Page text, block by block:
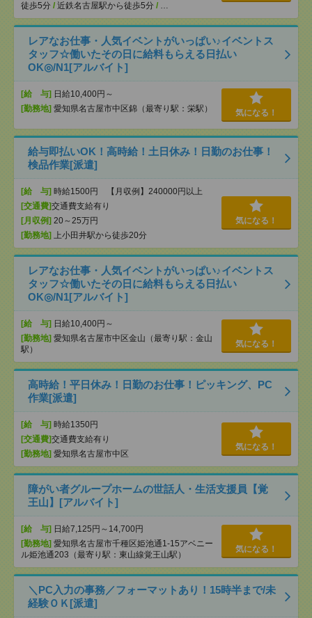
徒歩5分 / 近鉄名古屋駅から徒歩5分 / …
レアなお仕事・人気イベントがいっぱい♪イベントス
タッフ☆働いたその日に給料もらえる日払い
OK◎/N1[アルバイト]
[給 与] 日給10,400円～
[勤務地] 愛知県名古屋市中区錦（最寄り駅：栄駅） 気になる！
給与即払いOK！高時給！土日休み！日勤のお仕事！
検品作業[派遣]
[給 与] 時給1500円 【月収例】240000円以上
[交通費]交通費支給有り
[月収例] 20～25万円
[勤務地] 上小田井駅から徒歩20分
気になる！
レアなお仕事・人気イベントがいっぱい♪イベントス
タッフ☆働いたその日に給料もらえる日払い
OK◎/N1[アルバイト]
[給 与] 日給10,400円～
[勤務地] 愛知県名古屋市中区金山（最寄り駅：金山
駅）
気になる！
高時給！平日休み！日勤のお仕事！ピッキング、PC
作業[派遣]
[給 与] 時給1350円
[交通費]交通費支給有り
[勤務地] 愛知県名古屋市中区
気になる！
障がい者グループホームの世話人・生活支援員【覚
王山】[アルバイト]
[給 与] 日給7,125円～14,700円
[勤務地] 愛知県名古屋市千種区姫池通1-15アベニー
ル姫池通203（最寄り駅：東山線覚王山駅）
気になる！
＼PC入力の事務／フォーマットあり！15時半まで/未
経験ＯＫ[派遣]